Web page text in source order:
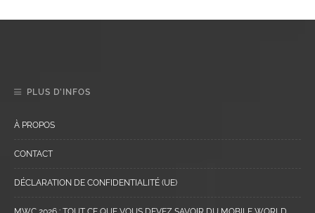
PLUS D’INFOS
À PROPOS
CONTACT
DÉCLARATION DE CONFIDENTIALITÉ (UE)